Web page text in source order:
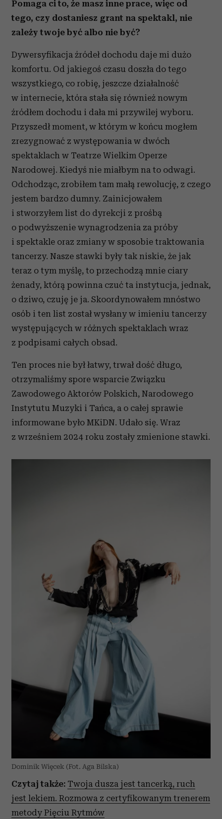
Pomaga ci to, że masz inne prace, więc od
tego, czy dostaniesz grant na spektakl, nie
zależy twoje być albo nie być?
Dywersyfikacja źródeł dochodu daje mi dużo
komfortu. Od jakiegoś czasu doszła do tego
wszystkiego, co robię, jeszcze działalność
w internecie, która stała się również nowym
źródłem dochodu i dała mi przywilej wyboru.
Przyszedł moment, w którym w końcu mogłem
zrezygnować z występowania w dwóch
spektaklach w Teatrze Wielkim Operze
Narodowej. Kiedyś nie miałbym na to odwagi.
Odchodząc, zrobiłem tam małą rewolucję, z czego
jestem bardzo dumny. Zainicjowałem
i stworzyłem list do dyrekcji z prośbą
o podwyższenie wynagrodzenia za próby
i spektakle oraz zmiany w sposobie traktowania
tancerzy. Nasze stawki były tak niskie, że jak
teraz o tym myślę, to przechodzą mnie ciary
żenady, którą powinna czuć ta instytucja, jednak,
o dziwo, czuję je ja. Skoordynowałem mnóstwo
osób i ten list został wysłany w imieniu tancerzy
występujących w różnych spektaklach wraz
z podpisami całych obsad.
Ten proces nie był łatwy, trwał dość długo,
otrzymaliśmy spore wsparcie Związku
Zawodowego Aktorów Polskich, Narodowego
Instytutu Muzyki i Tańca, a o całej sprawie
informowane było MKiDN. Udało się. Wraz
z wrześniem 2024 roku zostały zmienione stawki.
Dominik Więcek (Fot. Aga Bilska)
Czytaj także: Twoja dusza jest tancerką, ruch
jest lekiem. Rozmowa z certyfikowanym trenerem
metody Pięciu Rytmów